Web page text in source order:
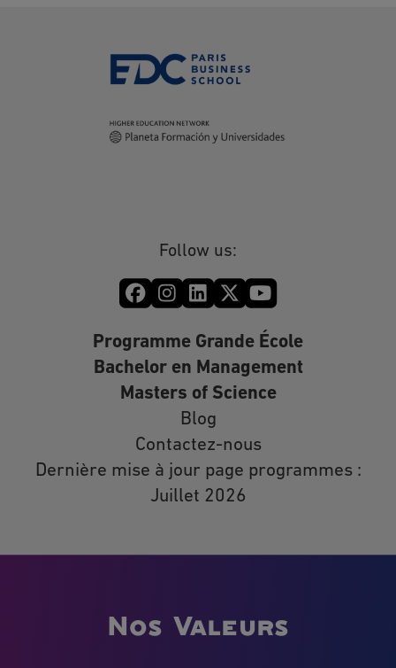
Follow us:
Programme Grande École
Bachelor en Management
Masters of Science
Blog
Contactez-nous
Dernière mise à jour page programmes :
Juillet 2026
Nos Valeurs